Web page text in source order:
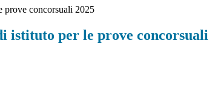
prove concorsuali 2025
istituto per le prove concorsuali